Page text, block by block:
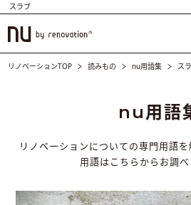
スラブ
リノベーションTOP 読みもの nu用語集 ス
nu用語
リノベーションについての専門用語を
用語はこちらからお調べ